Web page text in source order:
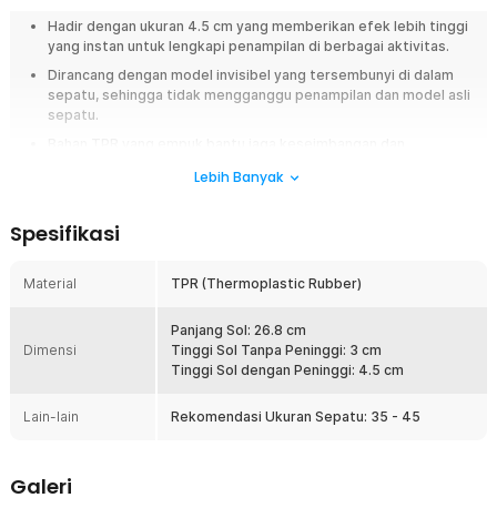
Hadir dengan ukuran 4.5 cm yang memberikan efek lebih tinggi
yang instan untuk lengkapi penampilan di berbagai aktivitas.
Dirancang dengan model invisibel yang tersembunyi di dalam
sepatu, sehingga tidak mengganggu penampilan dan model asli
sepatu.
dengan ruang yang cukup di bagian dalam.
Overview
penambah tinggi JOCESTYLE yang nyaman dan tidak terlihat. Dirancang
dengan desain ergonomis, sol ini memberikan tambahan tinggi hingga
4.5 cm tanpa mengorbankan kenyamanan saat berjalan. Cocok
kepercayaan diri dalam aktivitas sehari-hari.
Tambahan Tinggi Lebih Percaya Diri
Lebih Banyak
Spesifikasi
Material TPR (Thermoplastic Rubber)
Dimensi
Panjang Sol: 26.8 cm
Tinggi Sol Tanpa Peninggi: 3 cm
Tinggi Sol dengan Peninggi: 4.5 cm
Lain-lain Rekomendasi Ukuran Sepatu: 35 - 45
Galeri